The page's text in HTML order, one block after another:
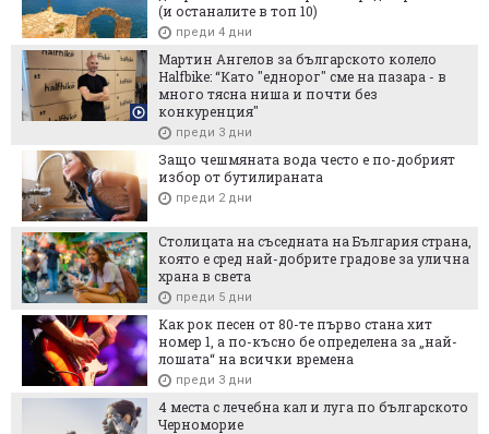
(и останалите в топ 10)
преди 4 дни
Мартин Ангелов за българското колело
Halfbike: “Като "еднорог" сме на пазара - в
много тясна ниша и почти без
конкуренция"
преди 3 дни
Защо чешмяната вода често е по-добрият
избор от бутилираната
преди 2 дни
Столицата на съседната на България страна,
която е сред най-добрите градове за улична
храна в света
преди 5 дни
Как рок песен от 80-те първо стана хит
номер 1, а по-късно бе определена за „най-
лошата“ на всички времена
преди 3 дни
4 места с лечебна кал и луга по българското
Черноморие